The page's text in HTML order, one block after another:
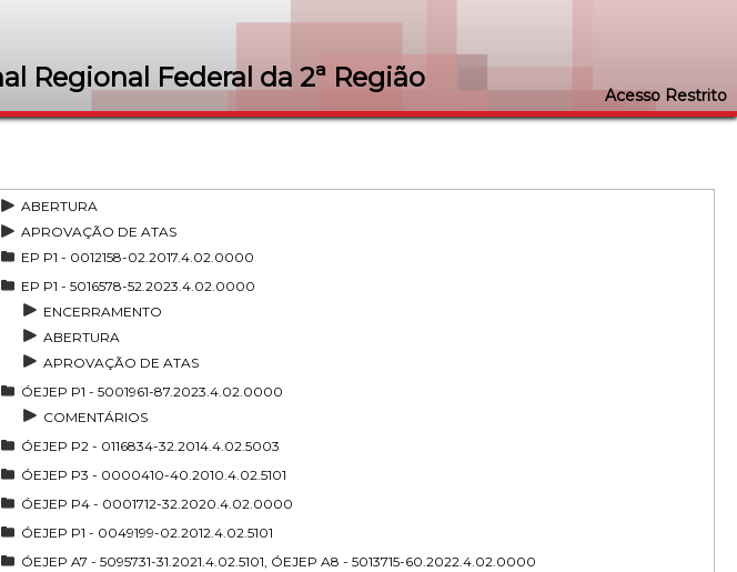
Regional Federal da 2ª Região
Acesso Restrito
ABERTURA
APROVAÇÃO DE ATAS
EP P1 - 0012158-02.2017.4.02.0000
EP P1 - 5016578-52.2023.4.02.0000
ENCERRAMENTO
ABERTURA
APROVAÇÃO DE ATAS
ÓEJEP P1 - 5001961-87.2023.4.02.0000
COMENTÁRIOS
ÓEJEP P2 - 0116834-32.2014.4.02.5003
ÓEJEP P3 - 0000410-40.2010.4.02.5101
ÓEJEP P4 - 0001712-32.2020.4.02.0000
ÓEJEP P1 - 0049199-02.2012.4.02.5101
ÓEJEP A7 - 5095731-31.2021.4.02.5101, ÓEJEP A8 - 5013715-60.2022.4.02.0000